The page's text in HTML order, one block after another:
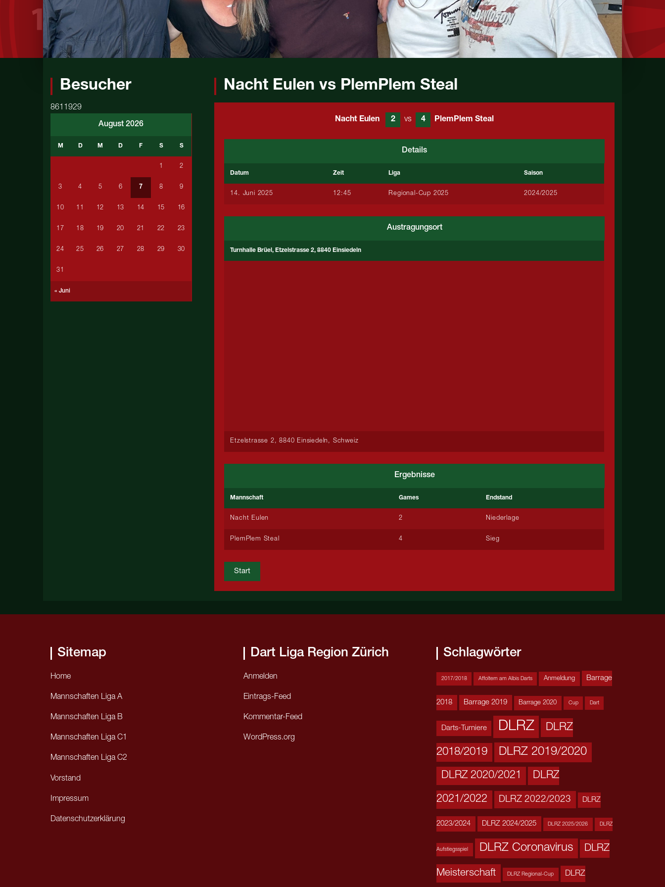
Besucher
8611929
August 2026
M D M D F S S
« Juni
1 2
3 4 5 6 7 8 9
10 11 12 13 14 15 16
17 18 19 20 21 22 23
24 25 26 27 28 29 30
31
Nacht Eulen vs PlemPlem Steal
Nacht Eulen 2 vs 4 PlemPlem Steal
Details
Datum Zeit Liga Saison
14. Juni 2025 12:45 Regional-Cup 2025 2024/2025
Austragungsort
Turnhalle Brüel, Etzelstrasse 2, 8840 Einsiedeln
Etzelstrasse 2, 8840 Einsiedeln, Schweiz
Ergebnisse
Mannschaft Games Endstand
Nacht Eulen 2 Niederlage
PlemPlem Steal 4 Sieg
Start
Sitemap
Home
Mannschaften Liga A
Mannschaften Liga B
Mannschaften Liga C1
Mannschaften Liga C2
Vorstand
Impressum
Datenschutzerklärung
Dart Liga Region Zürich
Anmelden
Eintrags-Feed
Kommentar-Feed
WordPress.org
Schlagwörter
2017/2018 Affoltern am Albis Darts Anmeldung Barrage
2018 Barrage 2019 Barrage 2020 Cup Dart
Darts-Turniere DLRZ DLRZ
2018/2019 DLRZ 2019/2020
DLRZ 2020/2021 DLRZ
2021/2022 DLRZ 2022/2023 DLRZ
2023/2024 DLRZ 2024/2025 DLRZ 2025/2026 DLRZ
Aufstiegsspiel DLRZ Coronavirus DLRZ
Meisterschaft DLRZ Regional-Cup DLRZ